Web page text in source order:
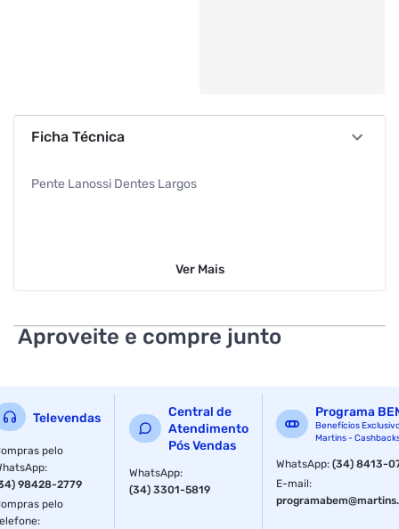
Ficha Técnica
Pente Lanossi Dentes Largos
Ver Mais
Aproveite e compre junto
Televendas
pelo
:
98428-2779
pelo
:
Central de
Atendimento
Pós Vendas
WhatsApp:
(34) 3301-5819
Programa
Benefícios
Martins -
WhatsApp:(34) 8413-
E-mail: